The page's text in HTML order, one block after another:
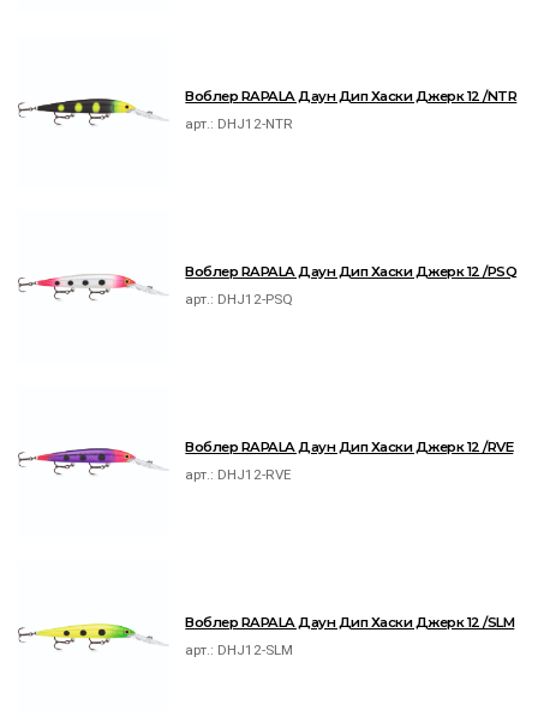
Воблер RAPALA Даун Дип Хаски Джерк 12 /NTR
арт.: DHJ12-NTR
Воблер RAPALA Даун Дип Хаски Джерк 12 /PSQ
арт.: DHJ12-PSQ
Воблер RAPALA Даун Дип Хаски Джерк 12 /RVE
арт.: DHJ12-RVE
Воблер RAPALA Даун Дип Хаски Джерк 12 /SLM
арт.: DHJ12-SLM